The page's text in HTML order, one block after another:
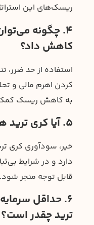
ریسک‌های این
۴. چگونه
کاهش داد؟
استفاده از حد ضرر،
کردن اهرم مالی و
به کاهش ریسک
۵. آیا کری ترید همیشه سودآور است؟
خیر، سودآوری کری
دارد و در شرایط
قابل توجه منجر شود.
۶. حداقل
ترید چقدر است؟